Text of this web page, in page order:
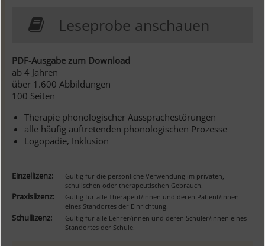
Leseprobe anschauen
PDF-Ausgabe zum Download
ab 4 Jahren
über 1.600 Abbildungen
100 Seiten
Therapie phonologischer Aussprachestörungen
alle häufig auftretenden phonologischen Prozesse
Logopädie, Inklusion
Einzellizenz:
Gültig für die persönliche Verwendung im privaten,
schulischen oder therapeutischen Gebrauch.
Praxislizenz:
Gültig für alle Therapeut/innen und deren Patient/innen
eines Standortes der Einrichtung.
Schullizenz:
Gültig für alle Lehrer/innen und deren Schüler/innen eines
Standortes der Schule.